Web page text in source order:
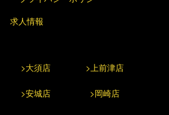
求人情報
>大須店 >上前津店
>安城店 >岡崎店